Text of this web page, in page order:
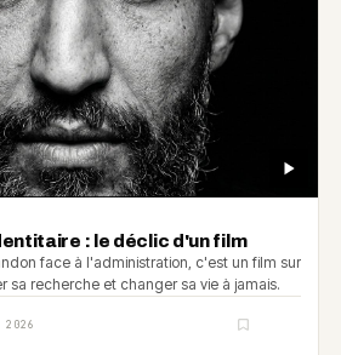
: le déclic d'un film
face à l'administration, c'est un film sur
sa recherche et changer sa vie à jamais.
2026